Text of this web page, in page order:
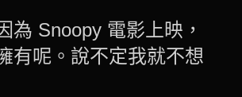
為 Snoopy 電影上映，
有呢。說不定我就不想